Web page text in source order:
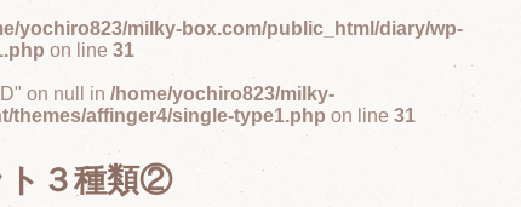
yochiro823/milky-box.com/public_html/diary/wp-
on line 31
on null in /home/yochiro823/milky-
themes/affinger4/single-type1.php on line 31
ト３種類②